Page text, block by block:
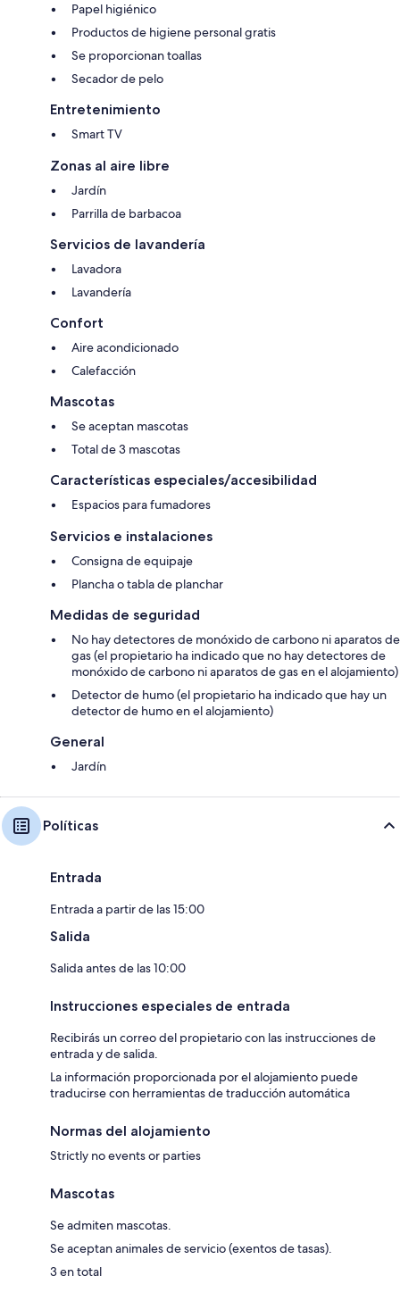
Papel higiénico
Productos de higiene personal gratis
Se proporcionan toallas
Secador de pelo
Entretenimiento
Smart TV
Zonas al aire libre
Jardín
Parrilla de barbacoa
Servicios de lavandería
Lavadora
Lavandería
Confort
Aire acondicionado
Calefacción
Mascotas
Se aceptan mascotas
Total de 3 mascotas
Características especiales/accesibilidad
Espacios para fumadores
Servicios e instalaciones
Consigna de equipaje
Plancha o tabla de planchar
Medidas de seguridad
No hay detectores de monóxido de carbono ni aparatos de
gas (el propietario ha indicado que no hay detectores de
monóxido de carbono ni aparatos de gas en el alojamiento)
Detector de humo (el propietario ha indicado que hay un
detector de humo en el alojamiento)
General
Jardín
Políticas
Entrada
Entrada a partir de las 15:00
Salida
Salida antes de las 10:00
Instrucciones especiales de entrada
Recibirás un correo del propietario con las instrucciones de
entrada y de salida.
La información proporcionada por el alojamiento puede
traducirse con herramientas de traducción automática
Normas del alojamiento
Strictly no events or parties
Mascotas
Se admiten mascotas.
Se aceptan animales de servicio (exentos de tasas).
3 en total